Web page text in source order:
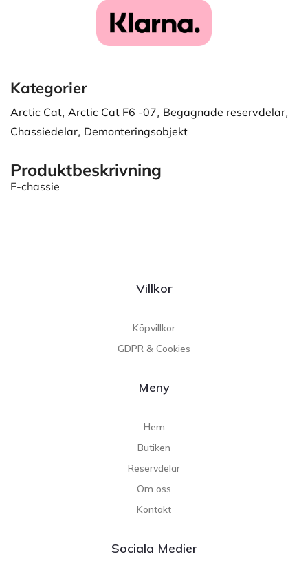
Kategorier
Arctic Cat, Arctic Cat F6 -07, Begagnade reservdelar,
Chassiedelar, Demonteringsobjekt
Produktbeskrivning
F-chassie
Villkor
Köpvillkor
GDPR & Cookies
Meny
Hem
Butiken
Reservdelar
Om oss
Kontakt
Sociala Medier